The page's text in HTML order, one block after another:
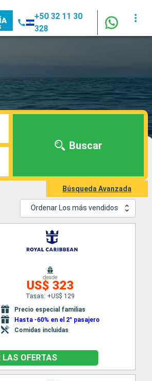
+50 32 11 30
328
Buscar
Búsqueda Avanzada
Ordenar Los más vendidos
desde
US$ 323
Tasas: +US$ 129
Precio especial familias
Hasta -60% en el 2° pasajero
Comidas incluidas
LAS OFERTAS